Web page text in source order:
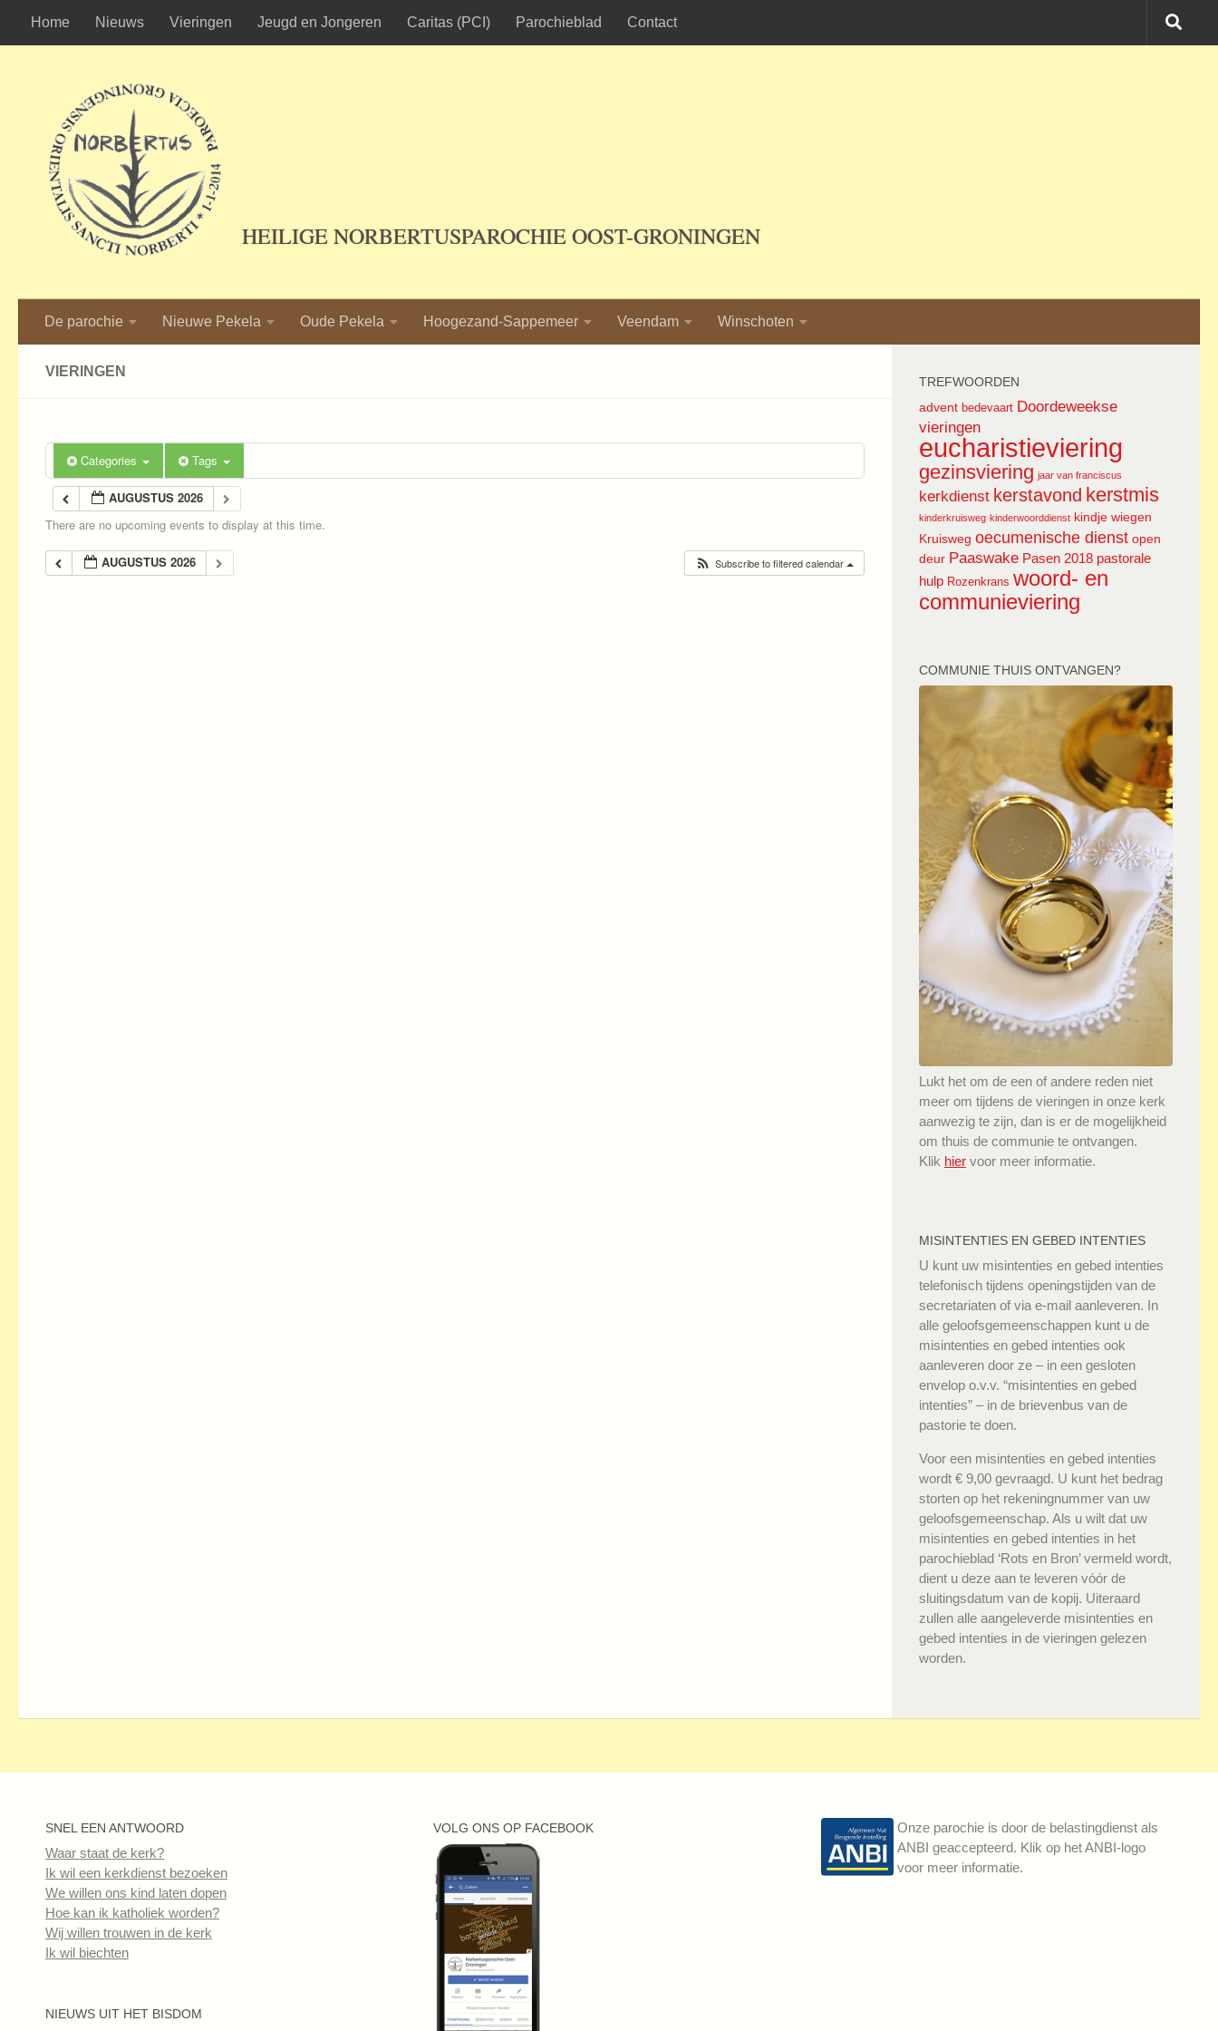
Ga naar de inhoud
Home Nieuws Vieringen Jeugd en Jongeren Caritas (PCI) Parochieblad Contact
HEILIGE NORBERTUSPAROCHIE OOST-GRONINGEN
De parochie Nieuwe Pekela Oude Pekela Hoogezand-Sappemeer Veendam Winschoten
VIERINGEN
Categories Tags
AUGUSTUS 2026
There are no upcoming events to display at this time.
AUGUSTUS 2026 Subscribe to filtered calendar
TREFWOORDEN
advent bedevaart Doordeweekse
vieringen
eucharistieviering
gezinsviering jaar van franciscus
kerkdienst kerstavond kerstmis
kinderkruisweg kinderwoorddienst kindje wiegen
Kruisweg oecumenische dienst open
deur Paaswake Pasen 2018 pastorale
hulp Rozenkrans woord- en
communieviering
COMMUNIE THUIS ONTVANGEN?
Lukt het om de een of andere reden niet
meer om tijdens de vieringen in onze kerk
aanwezig te zijn, dan is er de mogelijkheid
om thuis de communie te ontvangen.
Klik hier voor meer informatie.
MISINTENTIES EN GEBED INTENTIES
U kunt uw misintenties en gebed intenties
telefonisch tijdens openingstijden van de
secretariaten of via e-mail aanleveren. In
alle geloofsgemeenschappen kunt u de
misintenties en gebed intenties ook
aanleveren door ze – in een gesloten
envelop o.v.v. “misintenties en gebed
intenties” – in de brievenbus van de
pastorie te doen.
Voor een misintenties en gebed intenties
wordt € 9,00 gevraagd. U kunt het bedrag
storten op het rekeningnummer van uw
geloofsgemeenschap. Als u wilt dat uw
misintenties en gebed intenties in het
parochieblad ‘Rots en Bron’ vermeld wordt,
dient u deze aan te leveren vóór de
sluitingsdatum van de kopij. Uiteraard
zullen alle aangeleverde misintenties en
gebed intenties in de vieringen gelezen
worden.
SNEL EEN ANTWOORD
Waar staat de kerk?
Ik wil een kerkdienst bezoeken
We willen ons kind laten dopen
Hoe kan ik katholiek worden?
Wij willen trouwen in de kerk
Ik wil biechten
NIEUWS UIT HET BISDOM
VOLG ONS OP FACEBOOK
Onze parochie is door de belastingdienst als
ANBI geaccepteerd. Klik op het ANBI-logo
voor meer informatie.